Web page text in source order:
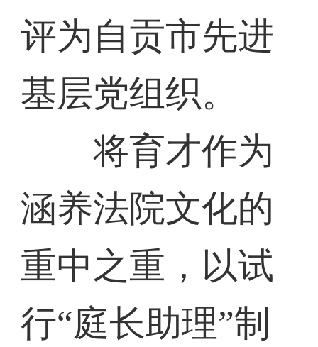
评为自贡市先进
基层党组织。
将育才作为
涵养法院文化的
重中之重，以试
行“庭长助理”制